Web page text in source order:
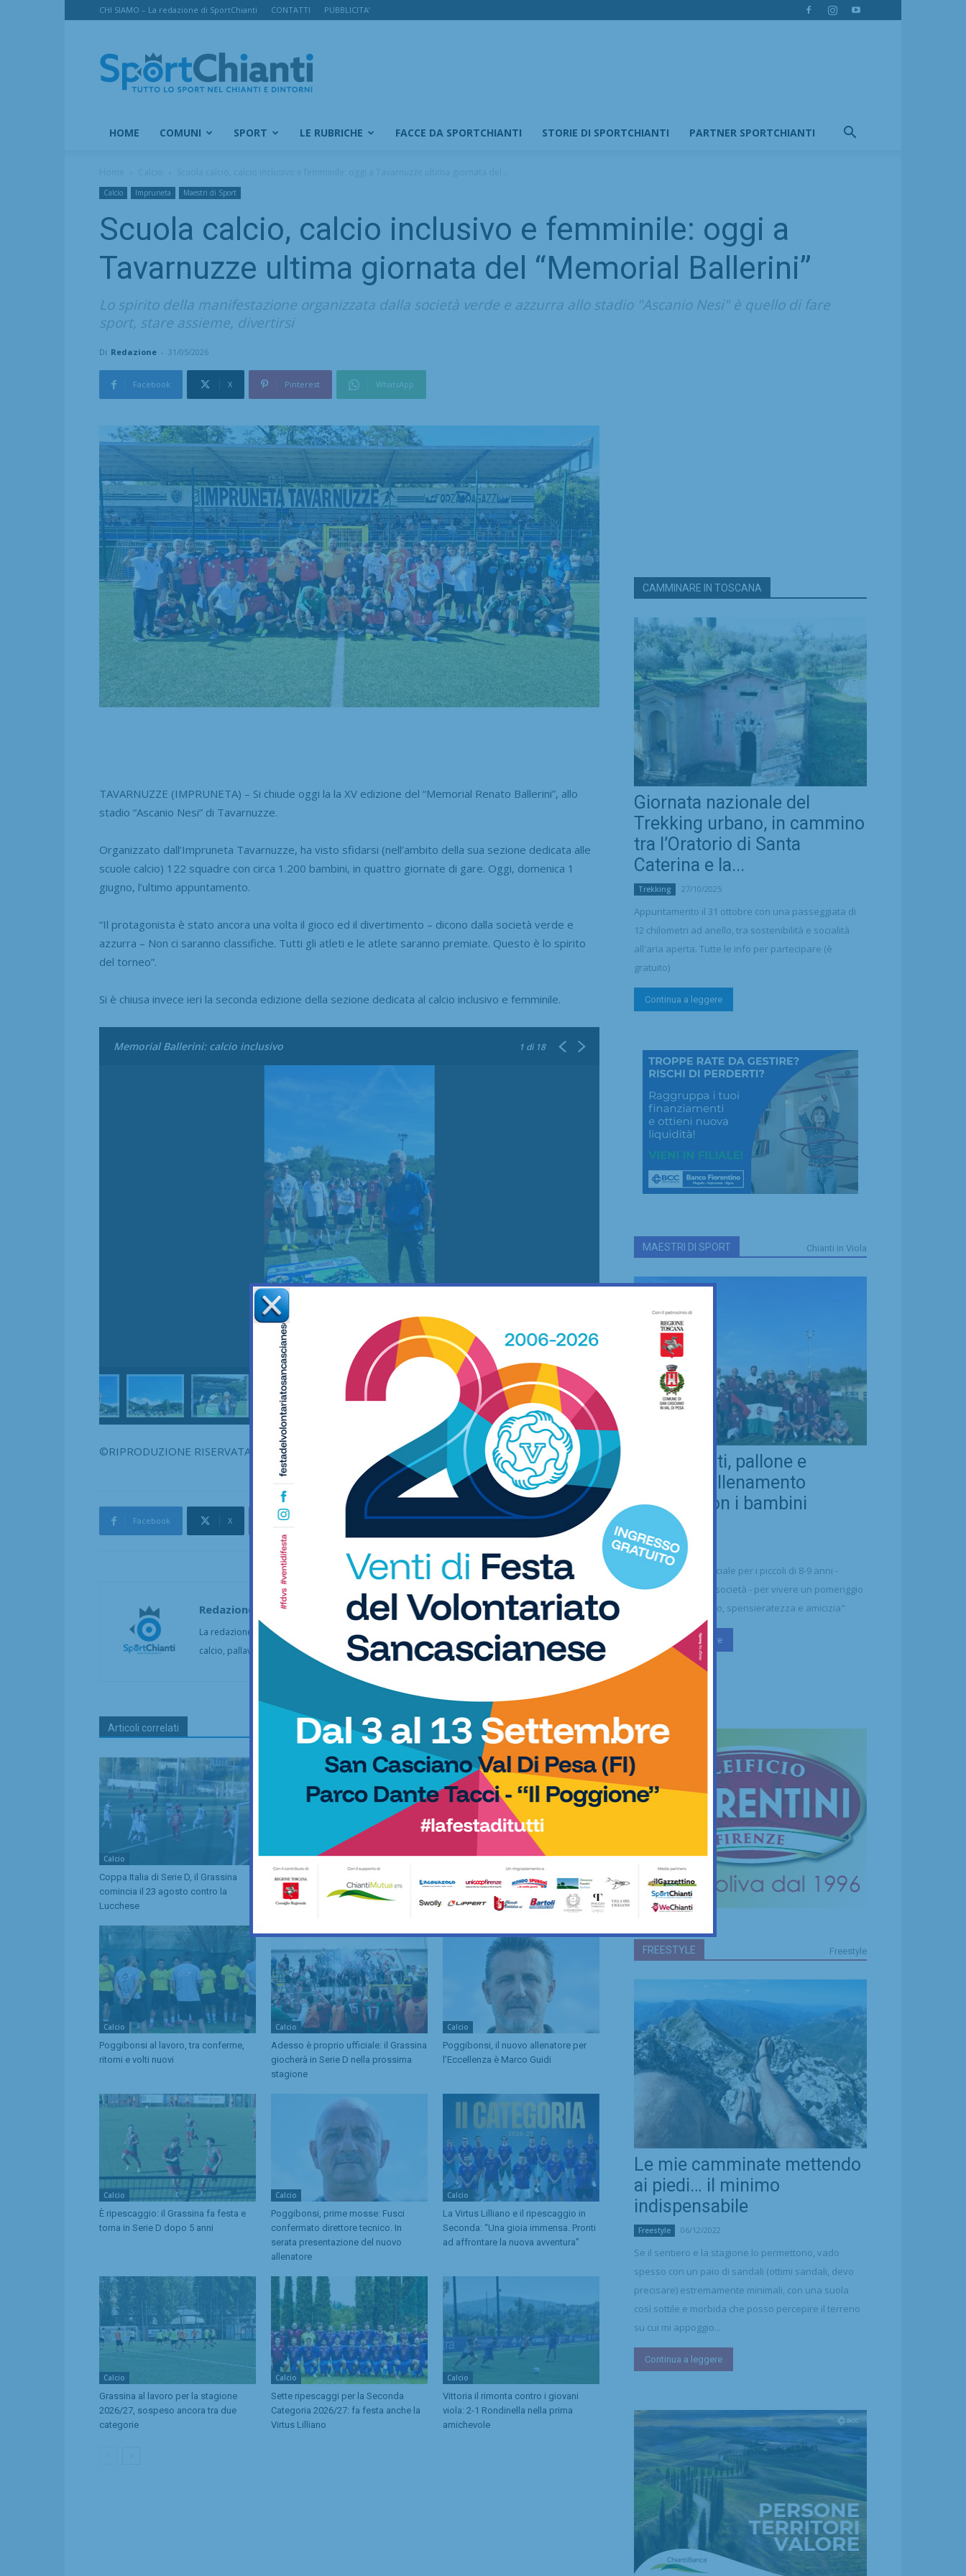
CHI SIAMO – La redazione di SportChianti CONTATTI PUBBLICITA’
SportChianti
HOME COMUNI SPORT LE RUBRICHE FACCE DA SPORTCHIANTI STORIE DI SPORTCHIANTI PARTNER SPORTCHIANTI
Calcio Impruneta Maestri di Sport
Scuola calcio, calcio inclusivo e femminile: oggi a
Tavarnuzze ultima giornata del “Memorial Ballerini”
Lo spirito della manifestazione organizzata dalla società verde e azzurra allo stadio "Ascanio Nesi" è quello di fare
sport, stare assieme, divertirsi
Di Redazione - 31/05/2026
Facebook X Pinterest WhatsApp
TAVARNUZZE (IMPRUNETA) – Si chiude oggi la la XV edizione del “Memorial Renato Ballerini”, allo
stadio “Ascanio Nesi” di Tavarnuzze.
Organizzato dall’Impruneta Tavarnuzze, ha visto sfidarsi (nell’ambito della sua sezione dedicata alle
scuole calcio) 122 squadre con circa 1.200 bambini, in quattro giornate di gare. Oggi, domenica 1
giugno, l’ultimo appuntamento.
“Il protagonista è stato ancora una volta il gioco ed il divertimento – dicono dalla società verde e
azzurra – Non ci saranno classifiche. Tutti gli atleti e le atlete saranno premiate. Questo è lo spirito
del torneo”.
Si è chiusa invece ieri la seconda edizione della sezione dedicata al calcio inclusivo e femminile.
Memorial Ballerini: calcio inclusivo 1 di 18
©RIPRODUZIONE RISERVATA
Facebook X Pinterest WhatsApp
Redazione
La redazione di SportChianti dà spazio, ogni giorno, a tutti gli sport nei comuni chiantigiani:
calcio, pallavolo, basket, pallamano, baseball, karate, danza, ginnastica, ciclismo...
Articoli correlati
Calcio
Coppa Italia di Serie D, il Grassina
comincia il 23 agosto contro la
Lucchese
Calcio
Serie D, ecco i gironi 2026/27.
Grassina e San Donato Tavarnelle con
tre emiliane, una laziale e una umbra
Calcio
Il Grassina vola in Serie D. E arrivano
subito i complimenti dell’Antella: “Un
prestigioso traguardo”
Calcio
Poggibonsi al lavoro, tra conferme,
ritorni e volti nuovi
Calcio
Adesso è proprio ufficiale: il Grassina
giocherà in Serie D nella prossima
stagione
Calcio
Poggibonsi, il nuovo allenatore per
l’Eccellenza è Marco Guidi
Calcio
È ripescaggio: il Grassina fa festa e
torna in Serie D dopo 5 anni
Calcio
Poggibonsi, prime mosse: Fusci
confermato direttore tecnico. In
serata presentazione del nuovo
allenatore
Calcio
La Virtus Lilliano e il ripescaggio in
Seconda: “Una gioia immensa. Pronti
ad affrontare la nuova avventura”
Calcio
Grassina al lavoro per la stagione
2026/27, sospeso ancora tra due
categorie
Calcio
Sette ripescaggi per la Seconda
Categoria 2026/27: fa festa anche la
Virtus Lilliano
Calcio
Vittoria il rimonta contro i giovani
viola: 2-1 Rondinella nella prima
amichevole
CAMMINARE IN TOSCANA
Giornata nazionale del
Trekking urbano, in cammino
tra l’Oratorio di Santa
Caterina e la...
Trekking 27/10/2025
Appuntamento il 31 ottobre con una passeggiata di
12 chilometri ad anello, tra sostenibilità e socialità
all'aria aperta. Tutte le info per partecipare (è
gratuito)
Continua a leggere
MAESTRI DI SPORT Chianti in Viola
Real Chianti, pallone e
bellezza: allenamento
insieme con i bambini
Saharawi
Calcio 21/07/2026
"Un'occasione speciale per i piccoli di 8-9 anni -
sottolineano dalla società - per vivere un pomeriggio
di puro divertimento, spensieratezza e amicizia"
Continua a leggere
FREESTYLE Freestyle
Le mie camminate mettendo
ai piedi… il minimo
indispensabile
Freestyle 06/12/2022
Se il sentiero e la stagione lo permettono, vado
spesso con un paio di sandali (ottimi sandali, devo
precisare) estremamente minimali, con una suola
così sottile e morbida che posso percepire il terreno
su cui mi appoggio...
Continua a leggere